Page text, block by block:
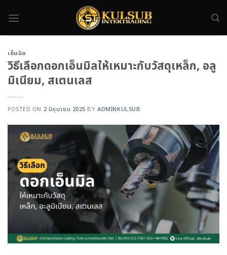
เอ็นมิล
วิธีเลือกดอกเอ็นมิลให้เหมาะกับวัสดุเหล็ก, อลู
มิเนียม, สเตนเลส
POSTED ON 2 มิถุนายน 2025 BYADMINKULSUB